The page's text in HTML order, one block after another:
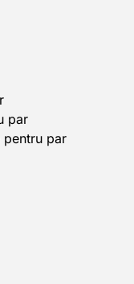
par
pentru par